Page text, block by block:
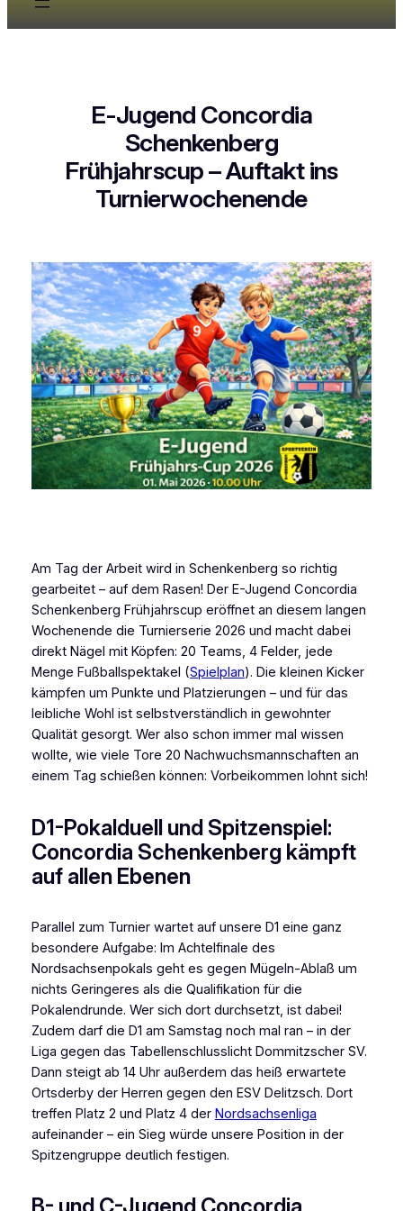
E-Jugend Concordia
Schenkenberg
Frühjahrscup – Auftakt ins
Turnierwochenende
Am Tag der Arbeit wird in Schenkenberg so richtig
gearbeitet – auf dem Rasen! Der E-Jugend Concordia
Schenkenberg Frühjahrscup eröffnet an diesem langen
Wochenende die Turnierserie 2026 und macht dabei
direkt Nägel mit Köpfen: 20 Teams, 4 Felder, jede
Menge Fußballspektakel (Spielplan). Die kleinen Kicker
kämpfen um Punkte und Platzierungen – und für das
leibliche Wohl ist selbstverständlich in gewohnter
Qualität gesorgt. Wer also schon immer mal wissen
wollte, wie viele Tore 20 Nachwuchsmannschaften an
einem Tag schießen können: Vorbeikommen lohnt sich!
D1-Pokalduell und Spitzenspiel:
Concordia Schenkenberg kämpft
auf allen Ebenen
Parallel zum Turnier wartet auf unsere D1 eine ganz
besondere Aufgabe: Im Achtelfinale des
Nordsachsenpokals geht es gegen Mügeln-Ablaß um
nichts Geringeres als die Qualifikation für die
Pokalendrunde. Wer sich dort durchsetzt, ist dabei!
Zudem darf die D1 am Samstag noch mal ran – in der
Liga gegen das Tabellenschlusslicht Dommitzscher SV.
Dann steigt ab 14 Uhr außerdem das heiß erwartete
Ortsderby der Herren gegen den ESV Delitzsch. Dort
treffen Platz 2 und Platz 4 der Nordsachsenliga
aufeinander – ein Sieg würde unsere Position in der
Spitzengruppe deutlich festigen.